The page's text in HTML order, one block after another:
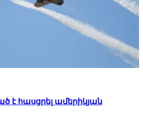
է հասցրել ամերիկյան